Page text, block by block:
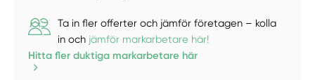
Ta in fler offerter och jämför företagen – kolla
in och jämför markarbetare här!
Hitta fler duktiga markarbetare här